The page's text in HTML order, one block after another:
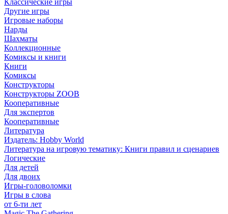
Классические игры
Другие игры
Игровые наборы
Нарды
Шахматы
Коллекционные
Комиксы и книги
Книги
Комиксы
Конструкторы
Конструкторы ZOOB
Кооперативные
Для экспертов
Кооперативные
Литература
Издатель: Hobby World
Литература на игровую тематику: Книги правил и сценариев
Логические
Для детей
Для двоих
Игры-головоломки
Игры в слова
от 6-ти лет